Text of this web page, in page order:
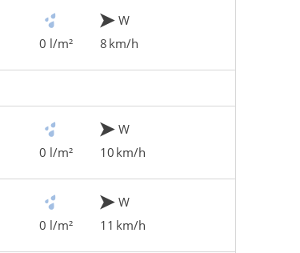
0 l/m²
W
8 km/h
0 l/m²
W
10 km/h
0 l/m²
W
11 km/h